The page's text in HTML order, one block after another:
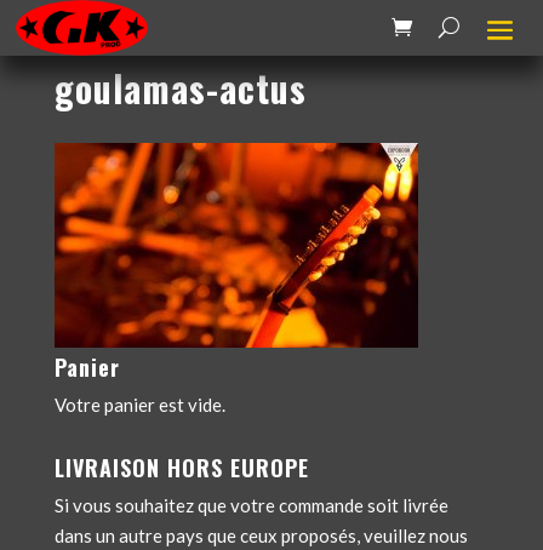
goulamas-actus
Panier
Votre panier est vide.
LIVRAISON HORS EUROPE
Si vous souhaitez que votre commande soit livrée
dans un autre pays que ceux proposés, veuillez nous